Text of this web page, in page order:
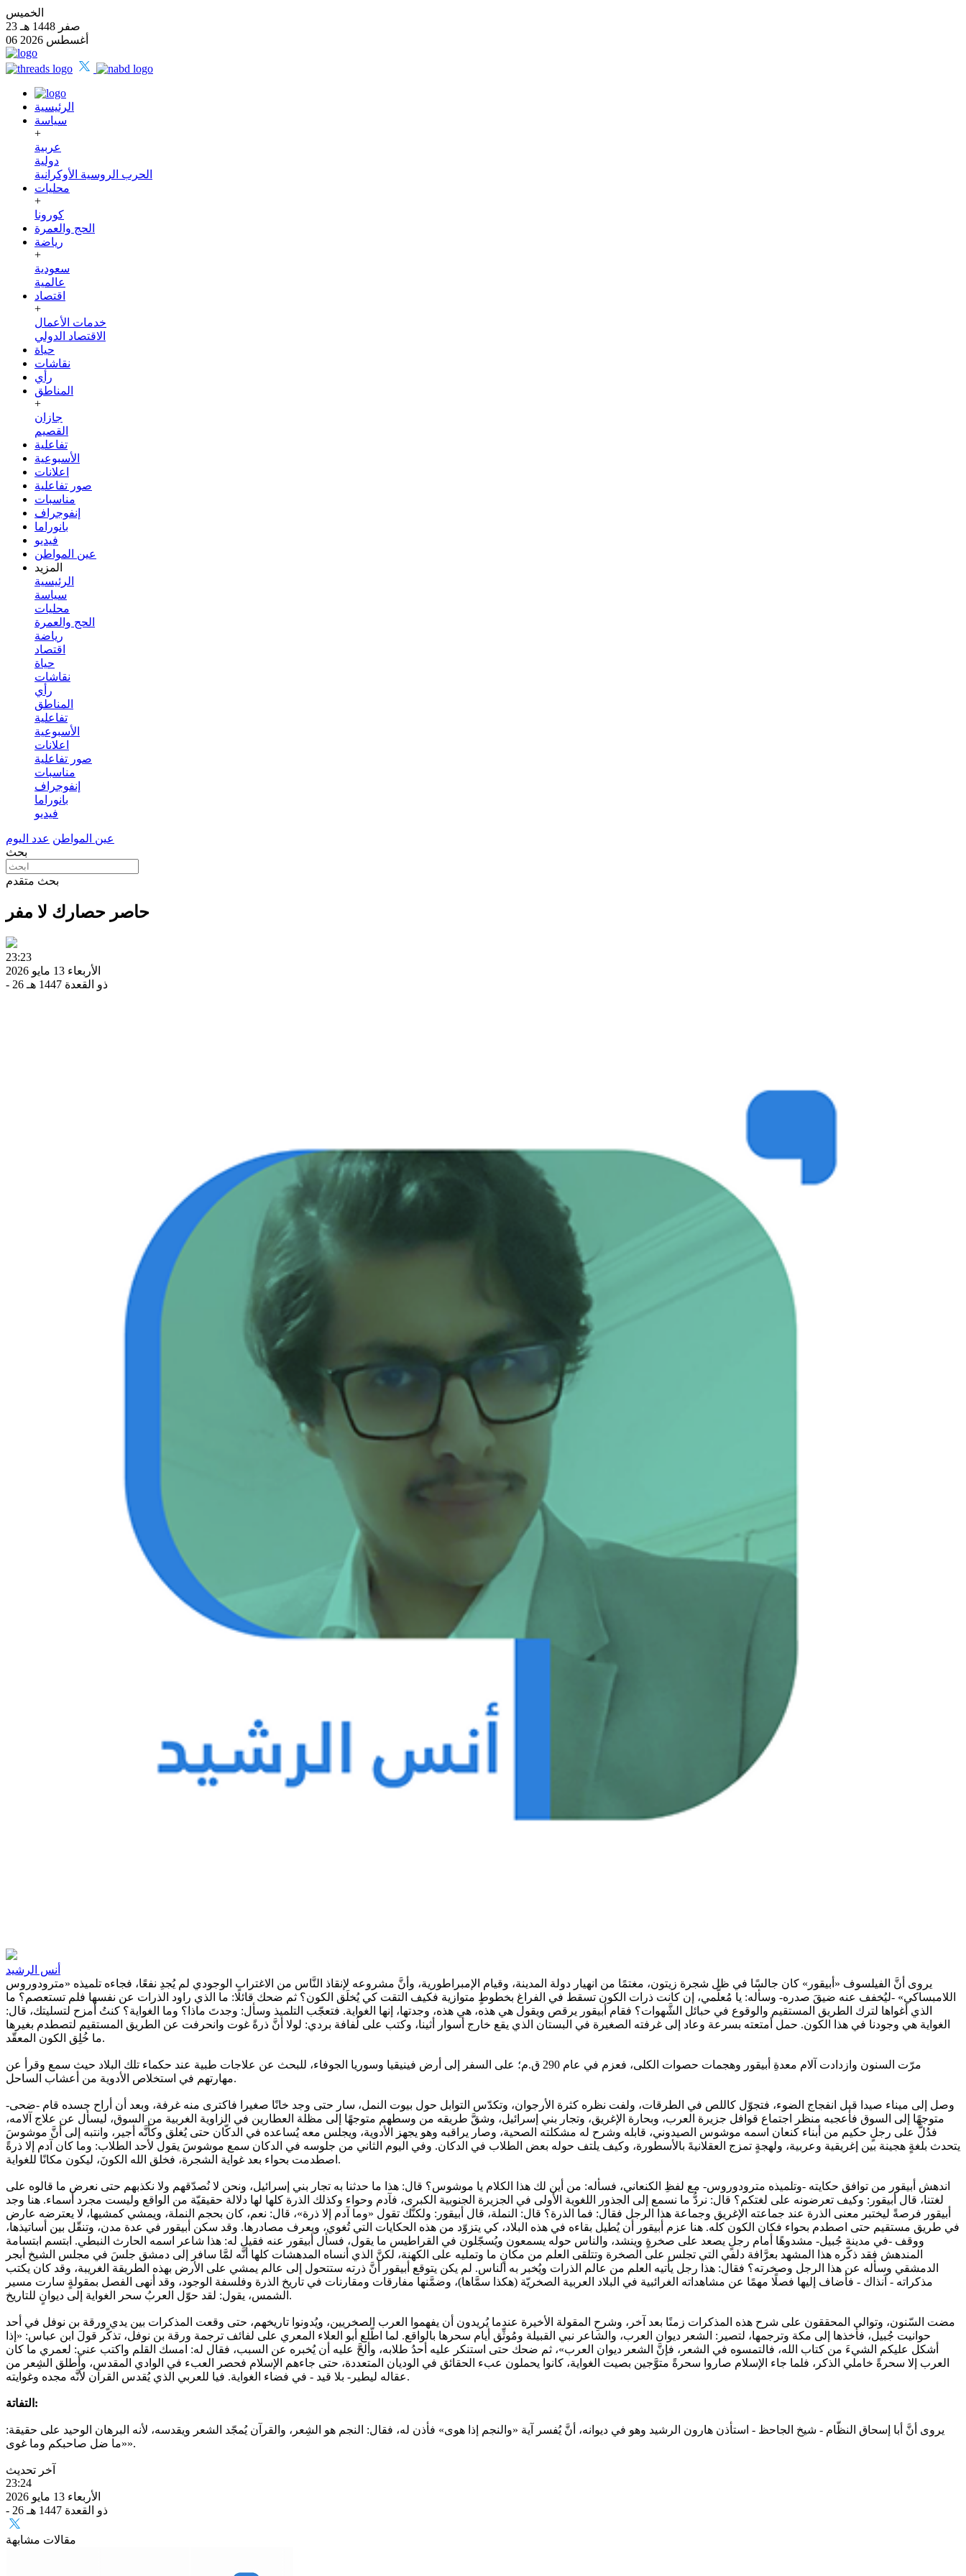
الخميس
23 صفر 1448 هـ
06 أغسطس 2026
الرئيسية
سياسة
+
عربية
دولية
الحرب الروسية الأوكرانية
محليات
+
كورونا
الحج والعمرة
رياضة
+
سعودية
عالمية
اقتصاد
+
خدمات الأعمال
الاقتصاد الدولي
حياة
نقاشات
رأي
المناطق
+
جازان
القصيم
تفاعلية
الأسبوعية
اعلانات
صور تفاعلية
مناسبات
إنفوجراف
بانوراما
فيديو
عين المواطن
المزيد
الرئيسية
سياسة
محليات
الحج والعمرة
رياضة
اقتصاد
حياة
نقاشات
رأي
المناطق
تفاعلية
الأسبوعية
اعلانات
صور تفاعلية
مناسبات
إنفوجراف
بانوراما
فيديو
عين المواطن عدد اليوم
بحث
بحث متقدم
حاصر حصارك لا مفر
23:23
الأربعاء 13 مايو 2026
- 26 ذو القعدة 1447 هـ
أنس الرشيد
يروى أنَّ الفيلسوف «أبيقور» كان جالسًا في ظل شجرة زيتون، مغتمًا من انهيار دولة المدينة، وقيام الإمبراطورية، وأنَّ مشروعه لإنقاذ النَّاس من الاغتراب الوجودي لم يُجدِ نفعًا، فجاءه تلميذه «مترودوروس
اللامبساكي» -ليُخفف عنه ضيقَ صدره- وسأله: يا مُعلّمي، إن كانت ذرات الكون تسقط في الفراغ بخطوطٍ متوازية فكيف التقت كي يُخلَق الكون؟ ثم ضحك قائلًا: ما الذي راود الذرات عن نفسها فلم تستعصم؟ ما
الذي أغواها لترك الطريق المستقيم والوقوع في حبائل الشَّهوات؟ فقام أبيقور يرقص ويقول هي هذه، هي هذه، وجدتها، إنها الغواية. فتعجّب التلميذ وسأل: وجدتَ ماذا؟ وما الغواية؟ كنتُ أمزح لتسليتك، قال:
الغواية هي وجودنا في هذا الكون. حمل أمتعته بسرعة وعاد إلى غرفته الصغيرة في البستان الذي يقع خارج أسوار أثينا، وكتب على لُفافة بردي: لولا أنَّ ذرةً غوت وانحرفت عن الطريق المستقيم لتصطدم بغيرها
ما خُلِق الكون المعقّد.
مرّت السنون وازدادت آلام معدةِ أبيقور وهجمات حصوات الكلى، فعزم في عام 290 ق.م؛ على السفر إلى أرض فينيقيا وسوريا الجوفاء، للبحث عن علاجات طبية عند حكماء تلك البلاد حيث سمع وقرأ عن
مهارتهم في استخلاص الأدوية من أعشاب الساحل.
وصل إلى ميناء صيدا قبل انفجاج الضوء، فتجوّل كاللص في الطرقات، ولفت نظره كثرة الأرجوان، وتكدّس التوابل حول بيوت النمل، سار حتى وجد خانًا صغيرا فاكترى منه غرفة، وبعد أن أراح جسده قام -ضحى-
متوجهًا إلى السوق فأعجبه منظر اجتماع قوافل جزيرة العرب، وبحارة الإغريق، وتجار بني إسرائيل، وشقَّ طريقه من وسطهم متوجهًا إلى مظلة العطارين في الزاوية الغربية من السوق، ليسأل عن علاج آلامه،
فدُلَّ على رجلٍ حكيم من أبناء كنعان اسمه موشوس الصيدوني، قابله وشرح له مشكلته الصحية، وصار يراقبه وهو يجهز الأدوية، ويجلس معه يُساعده في الدكّان حتى يُغلق وكأنَّه أجير، وانتبه إلى أنَّ موشوسَ
يتحدث بلغةٍ هجينة بين إغريقية وعربية، ولهجةٍ تمزج العقلانيةَ بالأسطورة، وكيف يلتف حوله بعض الطلاب في الدكان. وفي اليوم الثاني من جلوسه في الدكان سمع موشوسَ يقول لأحد الطلاب: وما كان آدم إلا ذرةً
اصطدمت بحواء بعد غواية الشجرة، فخلق الله الكونَ، ليكون مكانًا للغواية.
اندهش أبيقور من توافق حكايته -وتلميذه مترودوروس- مع لفظِ الكنعاني، فسأله: من أين لك هذا الكلام يا موشوس؟ قال: هذا ما حدثنا به تجار بني إسرائيل، ونحن لا نُصدّقهم ولا نكذبهم حتى نعرض ما قالوه على
لغتنا، قال أبيقور: وكيف تعرضونه على لغتكم؟ قال: نردُّ ما نسمع إلى الجذور اللغوية الأولى في الجزيرة الجنوبية الكبرى، فآدم وحواء وكذلك الذرة كلها لها دلالة حقيقيّة من الواقع وليست مجرد أسماء. هنا وجد
أبيقور فرصةً ليختبر معنى الذرة عند جماعته الإغريق وجماعة هذا الرجل فقال: فما الذرة؟ قال: النملة، قال أبيقور: ولكنَّك تقول «وما آدم إلا ذرة»، قال: نعم، كان بحجم النملة، ويمشي كمشيها، لا يعترضه عارض
في طريق مستقيم حتى اصطدم بحواء فكان الكون كله. هنا عزم أبيقور أن يُطيل بقاءه في هذه البلاد، كي يتزوّد من هذه الحكايات التي تُغوي، ويعرف مصادرها. وقد سكن أبيقور في عدة مدن، وتنقّل بين أساتيذها،
ووقف -في مدينة جُبيل- مشدوهًا أمام رجلٍ يصعد على صخرةٍ وينشد، والناس حوله يسمعون ويُسجّلون في القراطيس ما يقول، فسأل أبيقور عنه فقيل له: هذا شاعر اسمه الحارث النبطي. ابتسم ابتسامة
المندهش فقد ذكّره هذا المشهد بعرَّافة دلفي التي تجلس على الصخرة وتتلقى العلم من مكانٍ ما وتمليه على الكهنة، لكنَّ الذي أنساه المدهشات كلها أنَّه لمَّا سافر إلى دمشق جلسَ في مجلس الشيخ أبجر
الدمشقي وسأله عن هذا الرجل وصخرته؟ فقال: هذا رجل يأتيه العلم من عالم الذرات ويُخبر به الناس. لم يكن يتوقع أبيقور أنَّ ذرته ستتحول إلى عالم يمشي على الأرض بهذه الطريقة الغريبة، وقد كان يكتب
مذكراته - آنذاك - فأضاف إليها فصلًا مهمًا عن مشاهداته الغرائبية في البلاد العربية الصخريّة (هكذا سمَّاها)، وضمَّنها مفارقات ومقارنات في تاريخ الذرة وفلسفة الوجود، وقد أنهى الفصل بمقولةٍ سارت مسير
الشمس، يقول: لقد حوّل العربُ سحر الغواية إلى ديوانٍ للتاريخ.
مضت السّنون، وتوالى المحققون على شرح هذه المذكرات زمنًا بعد آخر، وشرحِ المقولة الأخيرة عندما يُريدون أن يفهموا العرب الصخريين، ويُدونوا تاريخهم، حتى وقعت المذكرات بين يدي ورقة بن نوفل في أحد
حوانيت جُبيل، فأخذها إلى مكة وترجمها، لتصير: الشعر ديوان العرب، والشاعر نبي القبيلة ومُوثِّق أيام سحرها بالواقع. لما اطّلع أبو العلاء المعري على لفائف ترجمة ورقة بن نوفل، تذكّر قولَ ابن عباس: «إذا
أشكل عليكم الشيءَ من كتاب الله، فالتمسوه في الشعر، فإنَّ الشعر ديوان العرب»، ثم ضحك حتى استنكر عليه أحدُ طلابه، وألحَّ عليه أن يُخبره عن السبب، فقال له: امسك القلم واكتب عني: لعمري ما كان
العرب إلا سحرةً خاملي الذكر، فلما جاء الإسلام صاروا سحرةً متوَّجين بصيت الغواية، كانوا يحملون عبء الحقائق في الوديان المتعددة، حتى جاءهم الإسلام فحصر العبء في الوادي المقدس، وأطلق الشِعر من
عقاله ليطير- بلا قيد - في فضاء الغواية. فيا للعربي الذي يُقدس القرآن لأنَّه مجده وغوايته.
التفاتة:
يروى أنَّ أبا إسحاق النظّام - شيخ الجاحظ - استأذن هارون الرشيد وهو في ديوانه، أنَّ يُفسر آية «والنجم إذا هوى» فأذن له، فقال: النجم هو الشِعر، والقرآن يُمجّد الشعر ويقدسه، لأنه البرهان الوحيد على حقيقة:
«ما ضل صاحبكم وما غوى».
آخر تحديث
23:24
الأربعاء 13 مايو 2026
- 26 ذو القعدة 1447 هـ
مقالات مشابهة